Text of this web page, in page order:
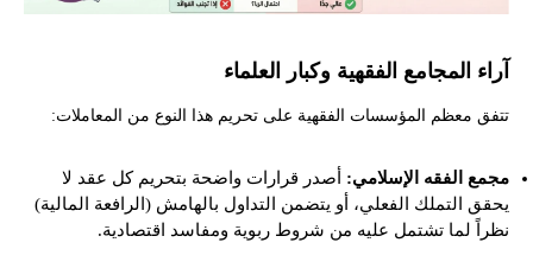
آراء المجامع الفقهية وكبار العلماء
تتفق معظم المؤسسات الفقهية على تحريم هذا النوع من المعاملات:
مجمع الفقه الإسلامي: أصدر قرارات واضحة بتحريم كل عقد لا
يحقق التملك الفعلي، أو يتضمن التداول بالهامش (الرافعة المالية)
نظراً لما تشتمل عليه من شروط ربوية ومفاسد اقتصادية.